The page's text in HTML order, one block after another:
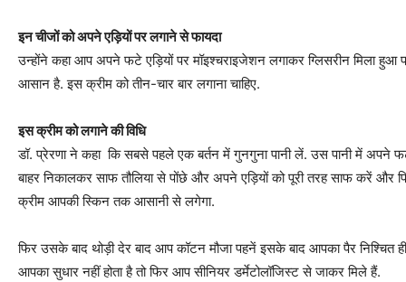
इन चीजों को अपने एड़ियों पर लगाने से फायदा
उन्होंने कहा आप अपने फटे एड़ियों पर मॉइश्चराइजेशन लगाकर ग्लिसरीन मिला हुआ
आसान है. इस क्रीम को तीन-चार बार लगाना चाहिए.
इस क्रीम को लगाने की विधि
डॉ. प्रेरणा ने कहा कि सबसे पहले एक बर्तन में गुनगुना पानी लें. उस पानी में अपने
बाहर निकालकर साफ तौलिया से पोंछे और अपने एड़ियों को पूरी तरह साफ करें और
क्रीम आपकी स्किन तक आसानी से लगेगा.
फिर उसके बाद थोड़ी देर बाद आप कॉटन मौजा पहनें इसके बाद आपका पैर निश्चित
आपका सुधार नहीं होता है तो फिर आप सीनियर डर्मेटोलॉजिस्ट से जाकर मिले हैं.